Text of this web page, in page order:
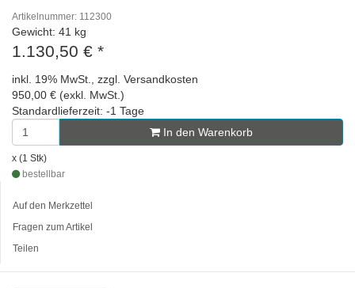
Artikelnummer: 112300
Gewicht: 41 kg
1.130,50 € *
inkl. 19% MwSt., zzgl. Versandkosten
950,00 € (exkl. MwSt.)
Standardlieferzeit: -1 Tage
In den Warenkorb
x (1 Stk)
bestellbar
Auf den Merkzettel
Fragen zum Artikel
Teilen